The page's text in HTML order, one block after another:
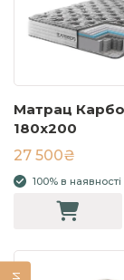
Матрац
180x200
27 500₴
100% в наявності